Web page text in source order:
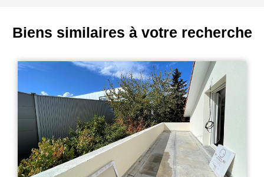
Biens similaires à votre recherche